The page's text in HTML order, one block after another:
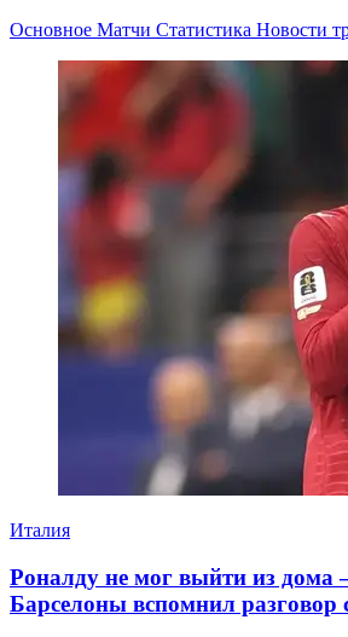
Основное Матчи Статистика Новости
Италия
Роналду не мог выйти из дома
Барселоны вспомнил